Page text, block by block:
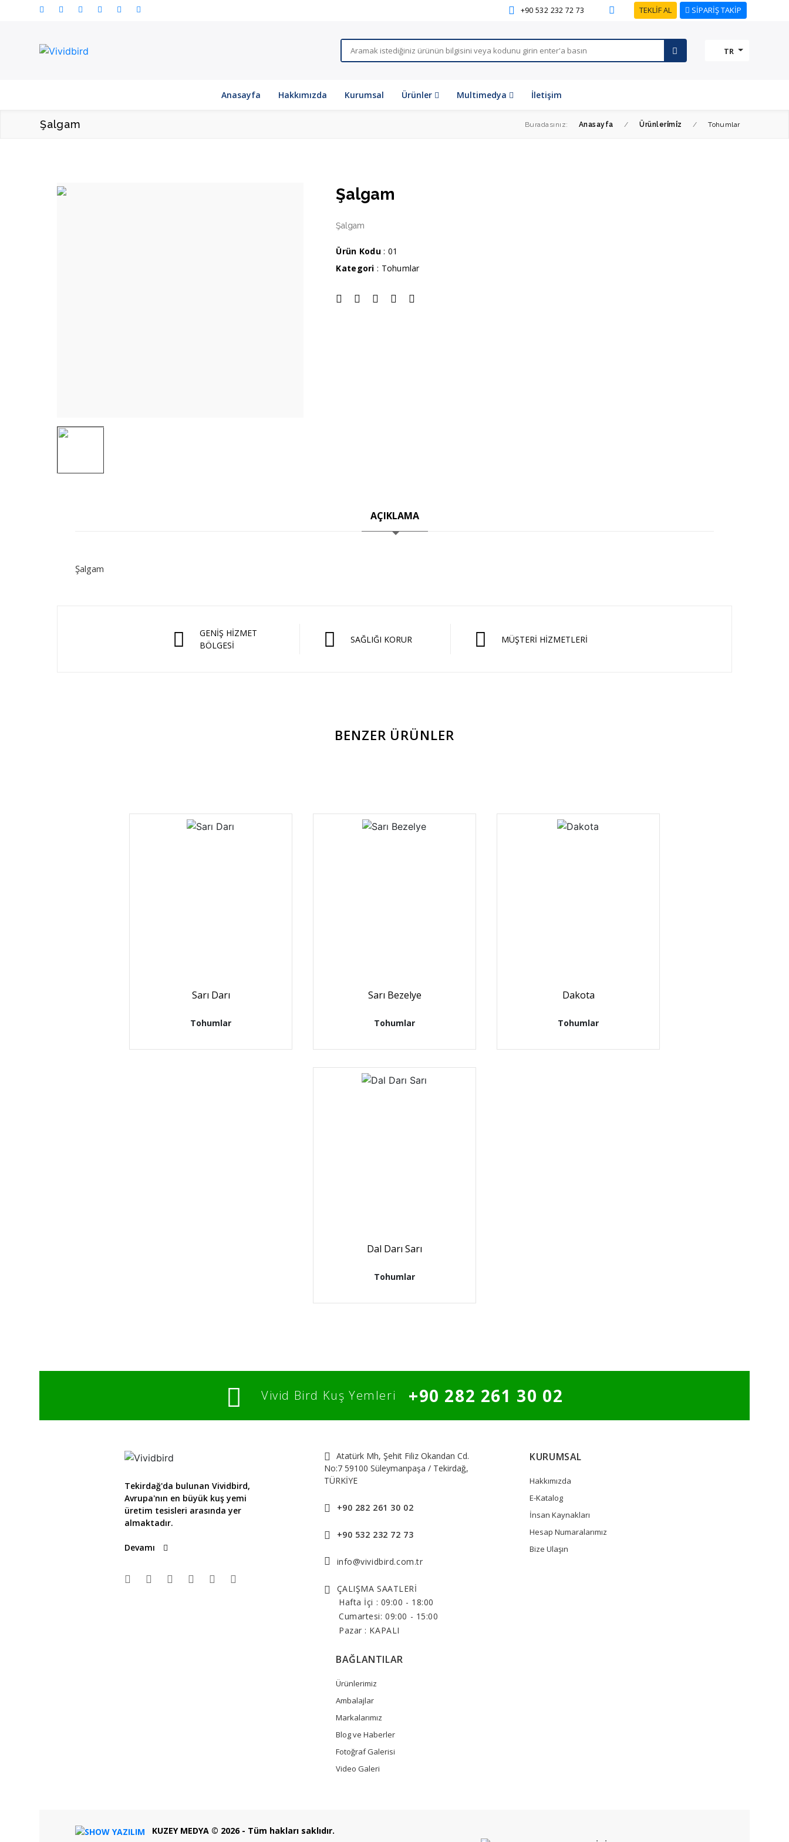
+90 532 232 72 73 TEKLİF AL SİPARİŞ TAKİP
TR
Anasayfa Hakkımızda Kurumsal Ürünler Multimedya İletişim
Şalgam Buradasınız: Anasayfa / Ürünleri̇mi̇z / Tohumlar
Şalgam
Şalgam
Ürün Kodu: 01
Kategori : Tohumlar
AÇIKLAMA
Şalgam
GENİŞ HİZMET
BÖLGESİ
SAĞLIĞI KORUR MÜŞTERİ HİZMETLERİ
BENZER ÜRÜNLER
Sarı Darı
Tohumlar
Sarı Bezelye
Tohumlar
Dakota
Tohumlar
Dal Darı Sarı
Tohumlar
Vivid Bird Kuş Yemleri +90 282 261 30 02
Tekirdağ'da bulunan Vividbird,
Avrupa'nın en büyük kuş yemi
üretim tesisleri arasında yer
almaktadır.
Devamı
Atatürk Mh, Şehit Filiz Okandan Cd.
No:7 59100 Süleymanpaşa / Tekirdağ,
TÜRKİYE
+90 282 261 30 02
+90 532 232 72 73
info@vividbird.com.tr
ÇALIŞMA SAATLERİ
Hafta İçi : 09:00 - 18:00
Cumartesi: 09:00 - 15:00
Pazar : KAPALI
KURUMSAL
Hakkımızda
E-Katalog
İnsan Kaynakları
Hesap Numaralarımız
Bize Ulaşın
BAĞLANTILAR
Ürünlerimiz
Ambalajlar
Markalarımız
Blog ve Haberler
Fotoğraf Galerisi
Video Galeri
KUZEY MEDYA © 2026 - Tüm hakları saklıdır.